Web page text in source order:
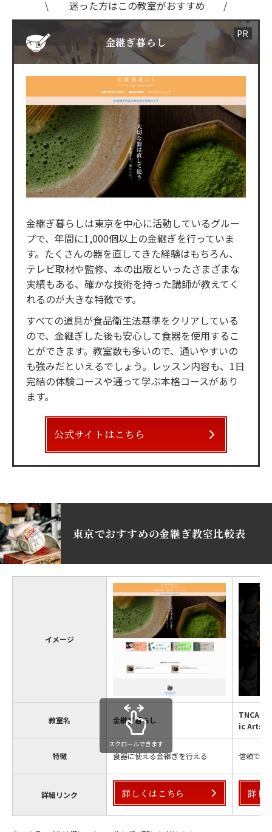
迷った方はこの教室がおすすめ
金継ぎ暮らし
金継ぎ暮らしは東京を中心に活動しているグルー
プで、年間に1,000個以上の金継ぎを行っていま
す。たくさんの器を直してきた経験はもちろん、
テレビ取材や監修、本の出版といったさまざまな
実績もある、確かな技術を持った講師が教えてく
れるのが大きな特徴です。
すべての道具が食品衛生法基準をクリアしている
ので、金継ぎした後も安心して食器を使用するこ
とができます。教室数も多いので、通いやすいの
も強みだといえるでしょう。レッスン内容も、1日
完結の体験コースや通って学ぶ本格コースがあり
ます。
公式サイトはこちら
東京でおすすめの金継ぎ教室比較表
イメージ
教室名 金継ぎ暮らし
TNCA☆
ic Arts☆
特徴 食器に使える金継ぎを行える 信頼でき
詳細リンク 詳しくはこちら 詳し
スクロールできます